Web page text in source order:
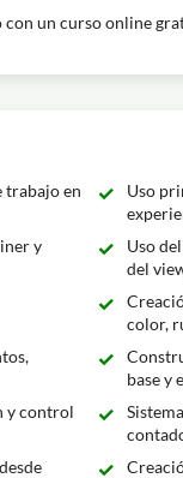
un curso online
trabajo en
Uso
y
Uso
del
color,
base y
y control